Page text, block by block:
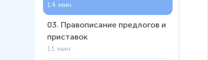
14 мин
03. Правописание предлогов и
приставок
11 мин